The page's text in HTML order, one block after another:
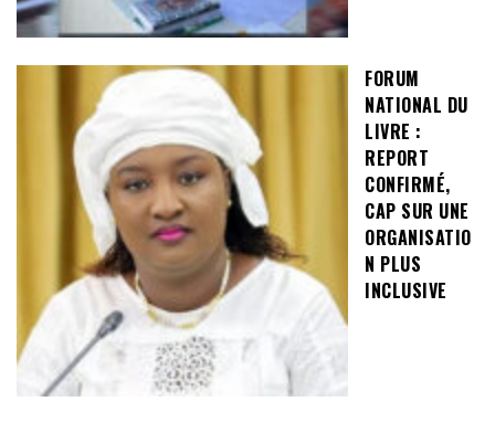
FORUM
NATIONAL DU
LIVRE :
REPORT
CONFIRMÉ,
CAP SUR UNE
ORGANISATIO
N PLUS
INCLUSIVE